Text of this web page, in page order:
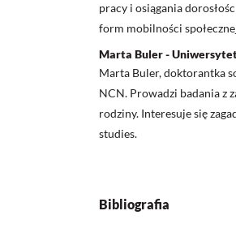
pracy i osiągania
form mobilności
Marta Buler - Uniwersytet
Marta Buler, doktorantka
NCN. Prowadzi badania z
rodziny. Interesuje się
studies.
Bibliografia